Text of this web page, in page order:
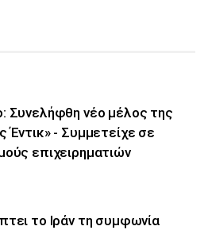
Συνελήφθη νέο μέλος της
Έντικ» - Συμμετείχε σε
επιχειρηματιών
το Ιράν τη συμφωνία